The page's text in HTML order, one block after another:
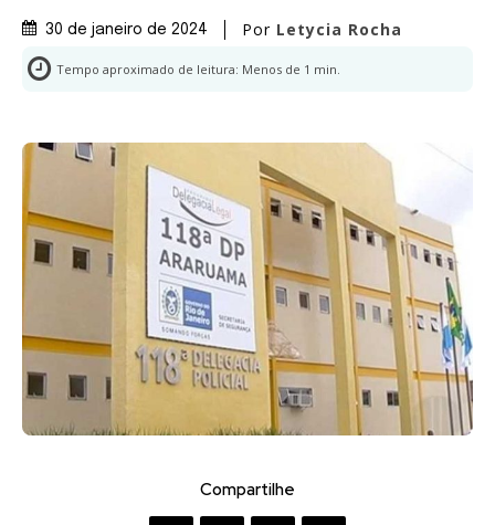
30 de janeiro de 2024 Por Letycia Rocha
Tempo aproximado de leitura: Menos de 1 min.
Compartilhe